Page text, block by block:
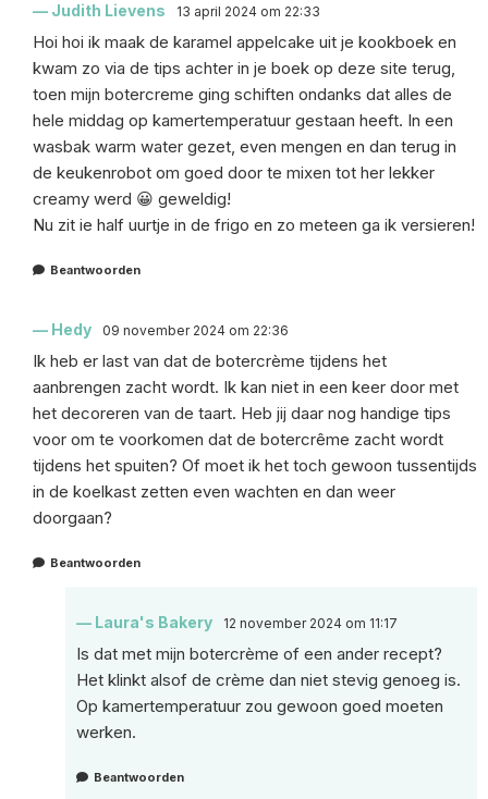
Judith Lievens 13 april 2024 om 22:33
Hoi hoi ik maak de karamel appelcake uit je kookboek en
kwam zo via de tips achter in je boek op deze site terug,
toen mijn botercreme ging schiften ondanks dat alles de
hele middag op kamertemperatuur gestaan heeft. In een
wasbak warm water gezet, even mengen en dan terug in
de keukenrobot om goed door te mixen tot her lekker
creamy werd 😀 geweldig!
Nu zit ie half uurtje in de frigo en zo meteen ga ik versieren!
Beantwoorden
Hedy 09 november 2024 om 22:36
Ik heb er last van dat de botercrème tijdens het
aanbrengen zacht wordt. Ik kan niet in een keer door met
het decoreren van de taart. Heb jij daar nog handige tips
voor om te voorkomen dat de botercrême zacht wordt
tijdens het spuiten? Of moet ik het toch gewoon tussentijds
in de koelkast zetten even wachten en dan weer
doorgaan?
Beantwoorden
Laura's Bakery 12 november 2024 om 11:17
Is dat met mijn botercrème of een ander recept?
Het klinkt alsof de crème dan niet stevig genoeg is.
Op kamertemperatuur zou gewoon goed moeten
werken.
Beantwoorden